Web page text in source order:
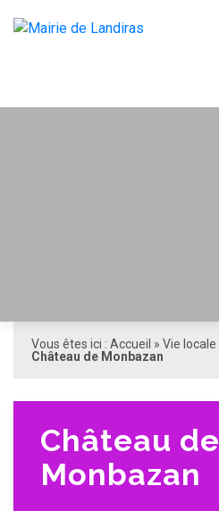
Vous êtes ici : Accueil » Vie locale
Château de Monbazan
Château de
Monbazan